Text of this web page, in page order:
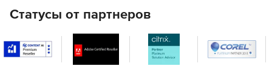
разграничение прав доступа;
автоматическую проверку актуальности извещений
об изменении;
Статусы от партнеров